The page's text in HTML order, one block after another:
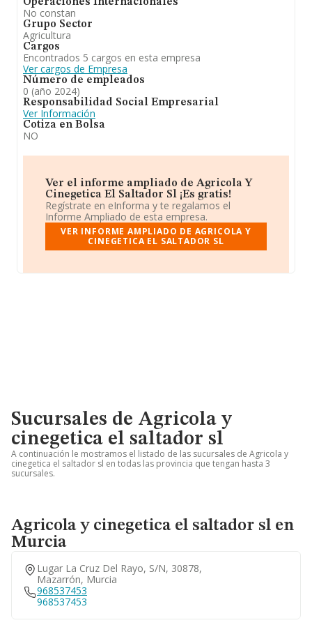
No constan
Grupo Sector
Agricultura
Cargos
Encontrados 5 cargos en esta empresa
Ver cargos de Empresa
Número de empleados
0 (año 2024)
Responsabilidad Social Empresarial
Ver Información
Cotiza en Bolsa
NO
Ver el informe ampliado de Agricola Y
Cinegetica El Saltador Sl ¡Es gratis!
Regístrate en eInforma y te regalamos el
Informe Ampliado de esta empresa.
VER INFORME AMPLIADO DE AGRICOLA Y
CINEGETICA EL SALTADOR SL
Sucursales de Agricola y
cinegetica el saltador sl
A continuación le mostramos el listado de las sucursales de Agricola y
cinegetica el saltador sl en todas las provincia que tengan hasta 3
sucursales.
Agricola y cinegetica el saltador sl en
Murcia
Lugar La Cruz Del Rayo, S/n, 30878,
Mazarrón, Murcia
968537453
968537453